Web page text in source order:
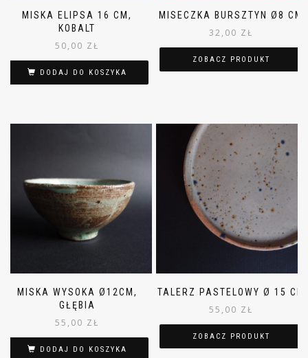
MISKA ELIPSA 16 CM,
KOBALT
50,00 ZŁ
DODAJ DO KOSZYKA
MISECZKA BURSZTYN Ø8 CM
32,00 ZŁ
ZOBACZ PRODUKT
MISKA WYSOKA Ø12CM,
GŁĘBIA
55,00 ZŁ
DODAJ DO KOSZYKA
TALERZ PASTELOWY Ø 15 CM
55,00 ZŁ
ZOBACZ PRODUKT